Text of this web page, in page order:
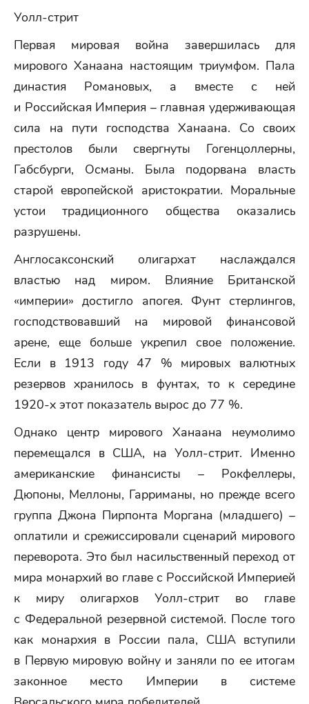
Уолл-стрит
Первая мировая война завершилась для
мирового Ханаана настоящим триумфом. Пала
династия Романовых, а вместе с ней
и Российская Империя – главная удерживающая
сила на пути господства Ханаана. Со своих
престолов были свергнуты Гогенцоллерны,
Габсбурги, Османы. Была подорвана власть
старой европейской аристократии. Моральные
устои традиционного общества оказались
разрушены.
Англосаксонский олигархат наслаждался
властью над миром. Влияние Британской
«империи» достигло апогея. Фунт стерлингов,
господствовавший на мировой финансовой
арене, еще больше укрепил свое положение.
Если в 1913 году 47 % мировых валютных
резервов хранилось в фунтах, то к середине
1920-х этот показатель вырос до 77 %.
Однако центр мирового Ханаана неумолимо
перемещался в США, на Уолл-стрит. Именно
американские финансисты – Рокфеллеры,
Дюпоны, Меллоны, Гарриманы, но прежде всего
группа Джона Пирпонта Моргана (младшего) –
оплатили и срежиссировали сценарий мирового
переворота. Это был насильственный переход от
мира монархий во главе с Российской Империей
к миру олигархов Уолл-стрит во главе
с Федеральной резервной системой. После того
как монархия в России пала, США вступили
в Первую мировую войну и заняли по ее итогам
законное место Империи в системе